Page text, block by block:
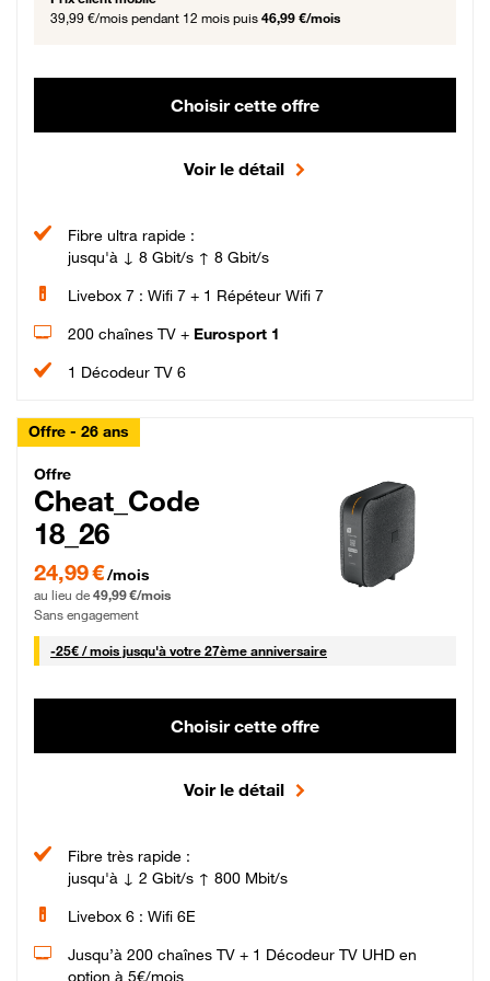
39,99 €/mois pendant 12 mois puis 46,99 €/mois
Choisir cette offre
Voir le détail
Fibre ultra rapide :
jusqu'à ↓ 8 Gbit/s ↑ 8 Gbit/s
Livebox 7 : Wifi 7 + 1 Répéteur Wifi 7
200 chaînes TV + Eurosport 1
1 Décodeur TV 6
Offre - 26 ans
Cheat_Code Fibre_18_26
Offre
Cheat_Code
18_26
24,99 € par mois pendant 0 mois puis 49,99 € par mois, Sans engagement
24,99 €/mois
au lieu de 49,99 €/mois
Sans engagement
-25€ / mois25 € par mois
jusqu'à votre 27ème anniversaire
Choisir cette offre
Voir le détail
Fibre très rapide :
jusqu'à ↓ 2 Gbit/s ↑ 800 Mbit/s
Livebox 6 : Wifi 6E
Jusqu’à 200 chaînes TV + 1 Décodeur TV UHD en
option à 5€/mois